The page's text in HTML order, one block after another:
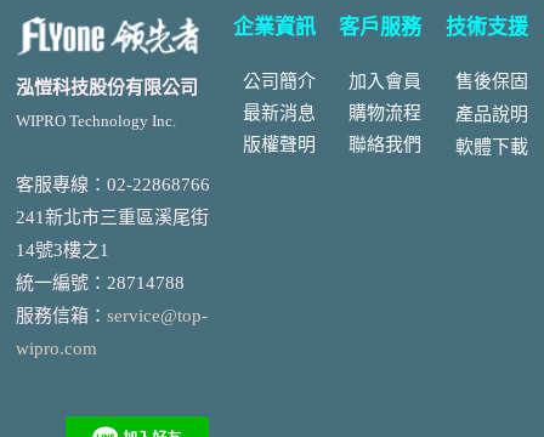
泓愷科技股份有限公司
WIPRO Technology Inc.
客服專線：02-22868766
241新北市三重區溪尾街
14號3樓之1
統一編號 ： 28714788
服務信箱： service@top-
wipro.com
企業資訊
公司簡介
最新消息
版權聲明
客戶服務
加入會員
購物流程
聯絡我們
技術支援
售後保固
產品說明
軟體下載